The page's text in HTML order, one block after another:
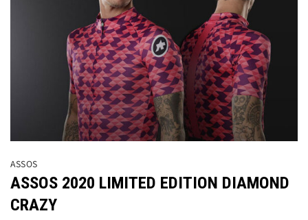
ASSOS
ASSOS 2020 LIMITED EDITION DIAMOND
CRAZY